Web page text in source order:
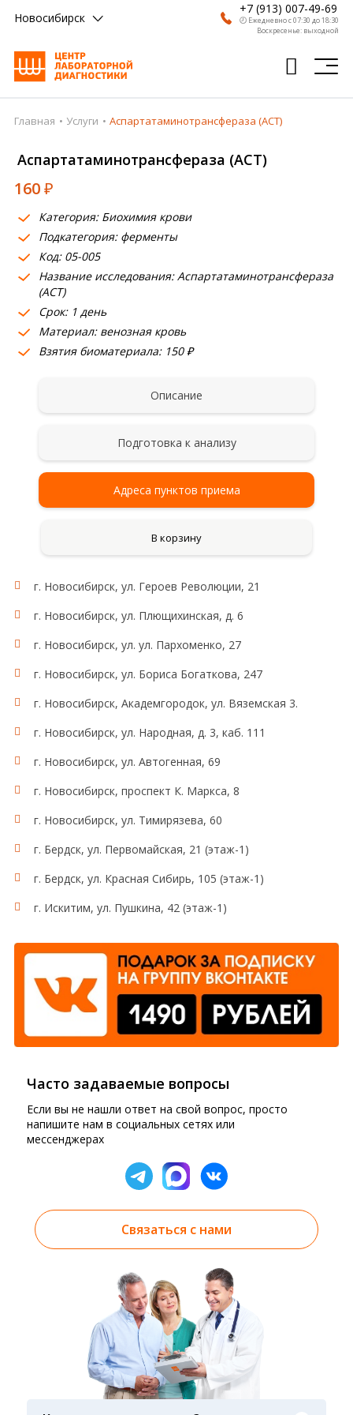
Новосибирск
+7 (913) 007-49-69
🕗 Ежедневно с 07:30 до 18:30
Воскресенье: выходной
Главная
Анализы
Врачи
Получить результат
Пациентам
О компании
Где сдать
Партнерам
Главная Услуги Аспартатаминотрансфераза (АСТ)
Аспартатаминотрансфераза (АСТ)
160₽
Категория: Биохимия крови
Подкатегория: ферменты
Код: 05-005
Название исследования: Аспартатаминотрансфераза
(АСТ)
Срок: 1 день
Материал: венозная кровь
Взятия биоматериала: 150 ₽
Описание
Подготовка к анализу
Адреса пунктов приема
В корзину
г. Новосибирск, ул. Героев Революции, 21
г. Новосибирск, ул. Плющихинская, д. 6
г. Новосибирск, ул. ул. Пархоменко, 27
г. Новосибирск, ул. Бориса Богаткова, 247
г. Новосибирск, Академгородок, ул. Вяземская 3.
г. Новосибирск, ул. Народная, д. 3, каб. 111
г. Новосибирск, ул. Автогенная, 69
г. Новосибирск, проспект К. Маркса, 8
г. Новосибирск, ул. Тимирязева, 60
г. Бердск, ул. Первомайская, 21 (этаж-1)
г. Бердск, ул. Красная Сибирь, 105 (этаж-1)
г. Искитим, ул. Пушкина, 42 (этаж-1)
Часто задаваемые вопросы
Если вы не нашли ответ на свой вопрос, просто
напишите нам в социальных сетях или
мессенджерах
Связаться с нами
Результаты вы можете получить тремя